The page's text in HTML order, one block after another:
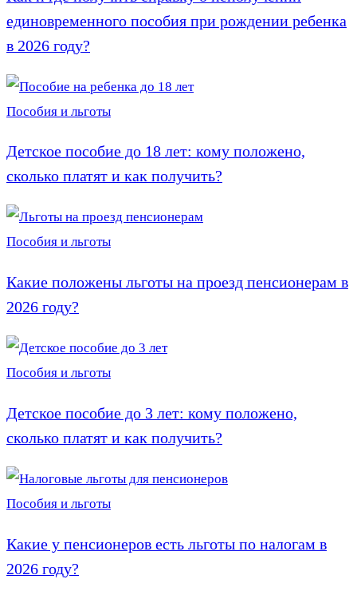
единовременного пособия при рождении ребенка
в 2026 году?
Пособия и льготы
Детское пособие до 18 лет: кому положено,
сколько платят и как получить?
Пособия и льготы
Какие положены льготы на проезд пенсионерам в
2026 году?
Пособия и льготы
Детское пособие до 3 лет: кому положено,
сколько платят и как получить?
Пособия и льготы
Какие у пенсионеров есть льготы по налогам в
2026 году?